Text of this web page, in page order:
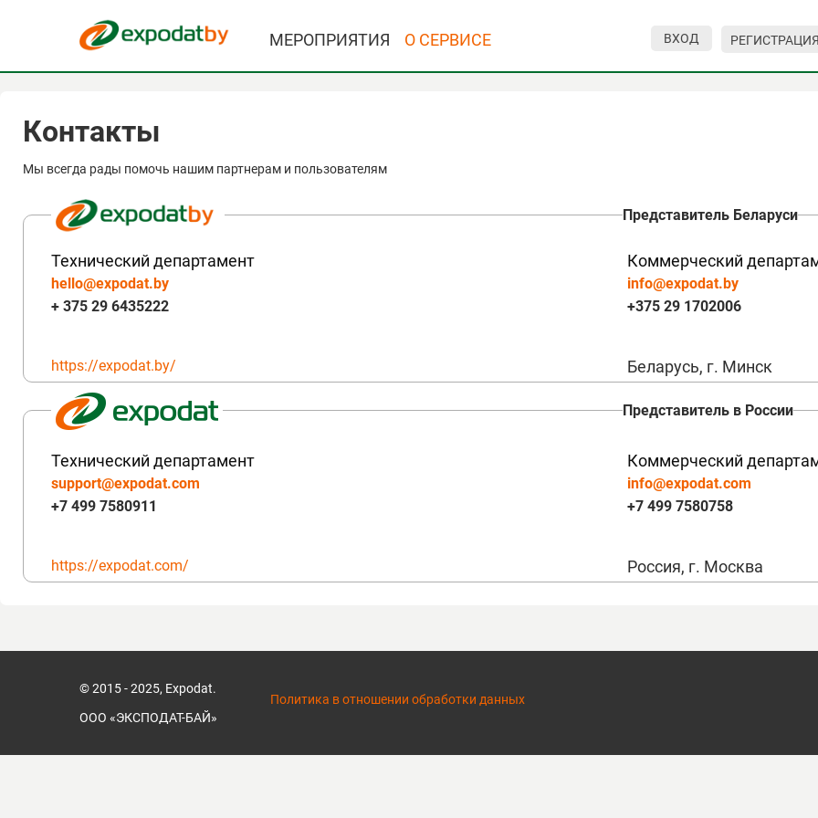
МЕРОПРИЯТИЯ О СЕРВИСЕ ВХОД
Контакты
Мы всегда рады помочь нашим партнерам и пользователям
Представитель Беларуси
Технический департамент
hello@expodat.by
+ 375 29 6435222
Коммерческий
info@expodat.by
+375 29 1702006
https://expodat.by/ Беларусь, г. Минск
Представитель в России
Технический департамент
support@expodat.com
+7 499 7580911
Коммерческий
info@expodat.com
+7 499 7580758
https://expodat.com/ Россия, г. Москва
© 2015 - 2025, Expodat.
ООО «ЭКСПОДАТ-БАЙ»
Политика в отношении обработки данных